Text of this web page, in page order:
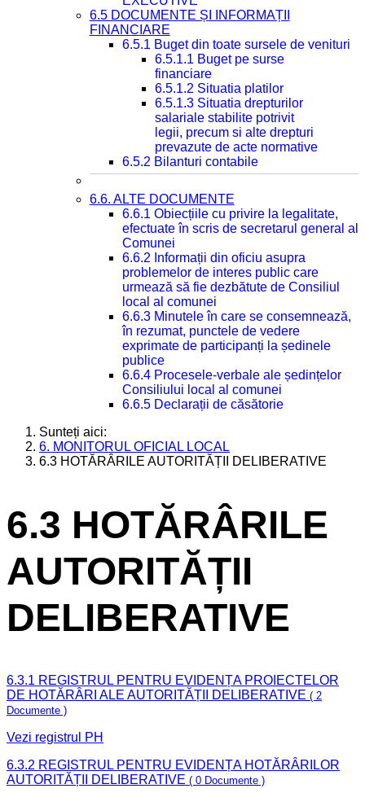
6.5 DOCUMENTE ȘI INFORMAȚII
FINANCIARE
6.5.1 Buget din toate sursele de venituri
6.5.1.1 Buget pe surse
financiare
6.5.1.2 Situatia platilor
6.5.1.3 Situatia drepturilor
salariale stabilite potrivit
legii, precum si alte drepturi
prevazute de acte normative
6.5.2 Bilanturi contabile
6.6. ALTE DOCUMENTE
6.6.1 Obiecțiile cu privire la legalitate,
efectuate în scris de secretarul general al
Comunei
6.6.2 Informații din oficiu asupra
problemelor de interes public care
urmează să fie dezbătute de Consiliul
local al comunei
6.6.3 Minutele în care se consemnează,
în rezumat, punctele de vedere
exprimate de participanți la ședinele
publice
6.6.4 Procesele-verbale ale ședințelor
Consiliului local al comunei
6.6.5 Declarații de căsătorie
Sunteți aici:
6. MONITORUL OFICIAL LOCAL
6.3 HOTĂRÂRILE AUTORITĂȚII DELIBERATIVE
6.3 HOTĂRÂRILE
AUTORITĂȚII
DELIBERATIVE
6.3.1 REGISTRUL PENTRU EVIDENȚA PROIECTELOR
DE HOTĂRÂRI ALE AUTORITĂȚII DELIBERATIVE ( 2
Documente )
Vezi registrul PH
6.3.2 REGISTRUL PENTRU EVIDENȚA HOTĂRÂRILOR
AUTORITĂȚII DELIBERATIVE ( 0 Documente )